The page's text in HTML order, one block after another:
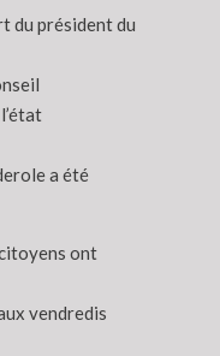
du président du
a été
ont
vendredis